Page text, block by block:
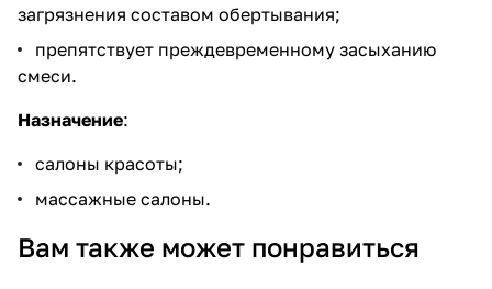
загрязнения составом обертывания;
препятствует преждевременному засыханию
смеси.
Назначение:
салоны красоты;
массажные салоны.
Вам также может понравиться